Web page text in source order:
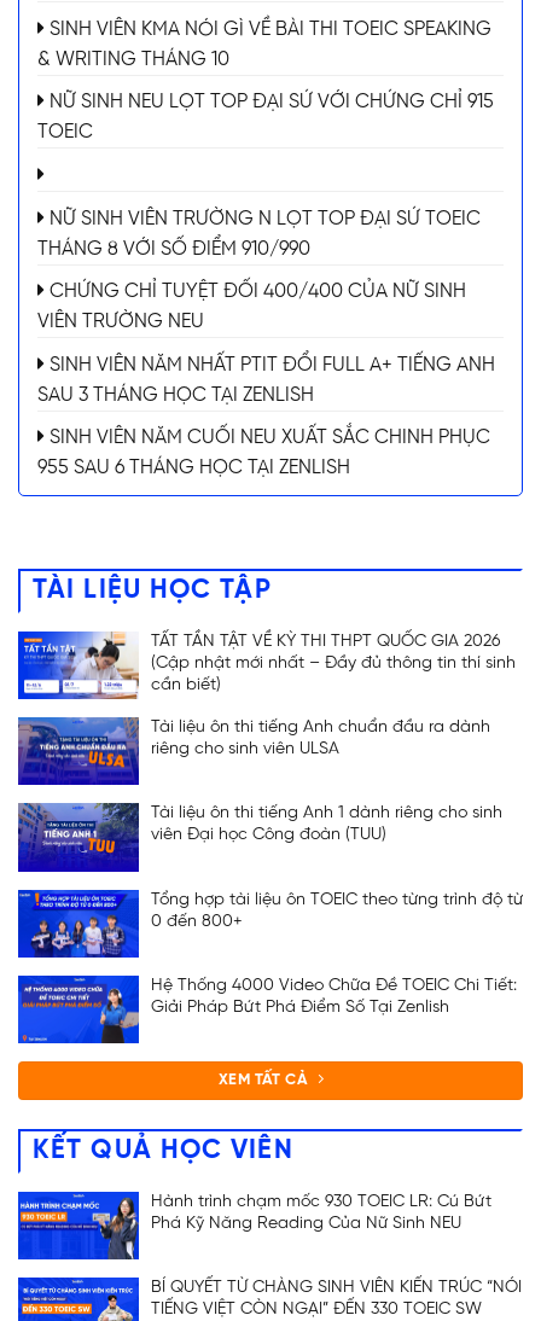
SINH VIÊN KMA NÓI GÌ VỀ BÀI THI TOEIC SPEAKING
& WRITING THÁNG 10
NỮ SINH NEU LỌT TOP ĐẠI SỨ VỚI CHỨNG CHỈ 915
TOEIC
NỮ SINH VIÊN TRƯỜNG N LỌT TOP ĐẠI SỨ TOEIC
THÁNG 8 VỚI SỐ ĐIỂM 910/990
CHỨNG CHỈ TUYỆT ĐỐI 400/400 CỦA NỮ SINH
VIÊN TRƯỜNG NEU
SINH VIÊN NĂM NHẤT PTIT ĐỔI FULL A+ TIẾNG ANH
SAU 3 THÁNG HỌC TẠI ZENLISH
SINH VIÊN NĂM CUỐI NEU XUẤT SẮC CHINH PHỤC
955 SAU 6 THÁNG HỌC TẠI ZENLISH
TÀI LIỆU HỌC TẬP
TẤT TẦN TẬT VỀ KỲ THI THPT QUỐC GIA 2026
(Cập nhật mới nhất – Đầy đủ thông tin thí sinh
cần biết)
Tài liệu ôn thi tiếng Anh chuẩn đầu ra dành
riêng cho sinh viên ULSA
Tài liệu ôn thi tiếng Anh 1 dành riêng cho sinh
viên Đại học Công đoàn (TUU)
Tổng hợp tài liệu ôn TOEIC theo từng trình độ từ
0 đến 800+
Hệ Thống 4000 Video Chữa Đề TOEIC Chi Tiết:
Giải Pháp Bứt Phá Điểm Số Tại Zenlish
XEM TẤT CẢ
KẾT QUẢ HỌC VIÊN
Hành trình chạm mốc 930 TOEIC LR: Cú Bứt
Phá Kỹ Năng Reading Của Nữ Sinh NEU
BÍ QUYẾT TỪ CHÀNG SINH VIÊN KIẾN TRÚC “NÓI
TIẾNG VIỆT CÒN NGẠI” ĐẾN 330 TOEIC SW